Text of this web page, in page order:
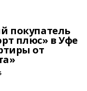
покупатель
плюс» в Уфе
от